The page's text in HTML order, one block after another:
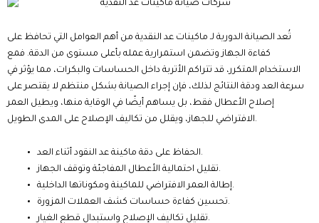
تُعد الصيانة الدورية لـ ماكينات عد النقدية من أهم العوامل التي تحافظ على
كفاءة الجهاز وتضمن استمرارية عمله بأعلى مستوى من الدقة. فمع
الاستخدام المتكرر، قد تتراكم الأتربة داخل الحساسات والبكرات، مما يؤثر في
سرعة العد ودقة النتائج لذلك، فإن إجراء الصيانة بشكل منتظم لا يقتصر على
إصلاح الأعطال فقط، بل يساهم أيضًا في الوقاية منها، ويطيل العمر
الافتراضي للجهاز، ويقلل من تكاليف الإصلاح على المدى الطويل.
الحفاظ على دقة ماكينة عد النقود أثناء العد.
تقليل احتمالية الأعطال المفاجئة وتوقف الجهاز.
إطالة العمر الافتراضي للماكينة ومكوناتها الداخلية.
تحسين كفاءة حساسات كشف العملات المزورة.
تقليل تكاليف الإصلاح واستبدال قطع الغيار.